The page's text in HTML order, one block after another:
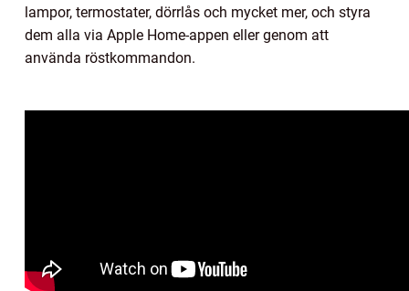
lampor, termostater, dörrlås och mycket mer, och styra
dem alla via Apple Home-appen eller genom att
använda röstkommandon.